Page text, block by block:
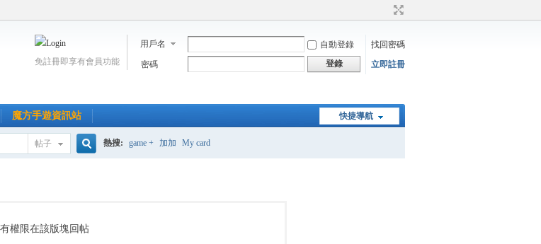
用戶名 自動登錄
找回密碼
密碼
登錄 立即註冊
免註冊即享有會員功能
快捷導航
魔方手遊資訊站
帖子
索
熱搜: game + 加加 My card
權限在該版塊回帖